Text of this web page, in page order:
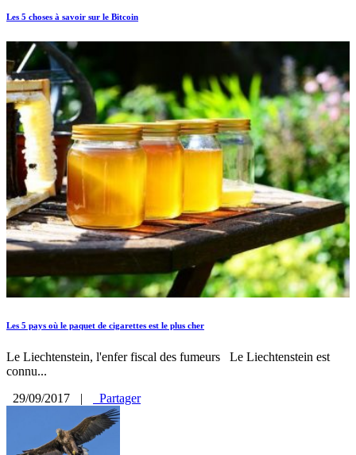
Les 5 choses à savoir sur le Bitcoin
Les 5 pays où le paquet de cigarettes est le plus cher
Le Liechtenstein, l'enfer fiscal des fumeurs Le Liechtenstein est
connu...
29/09/2017
| Partager